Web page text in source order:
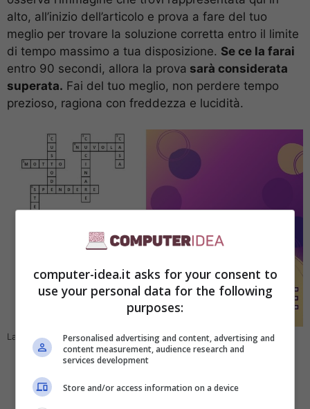
alto, all’inizio dell’articolo e prova a fare del tuo
meglio per trovare la soluzione corretta entro il limite
di tempo massimo a tua disposizione. Se ce la farai
entro 90 secondi, allora la prova sarà considerata
superata. Fai del tuo meglio, non perdere tempo
prezioso, ragiona con freddezza e lucidità.
La soluzione finale del test del cruci quiz computer.idea.it
computer-idea.it asks for your consent to
use your personal data for the following
purposes:
Personalised advertising and content, advertising and
content measurement, audience research and
services development
Store and/or access information on a device